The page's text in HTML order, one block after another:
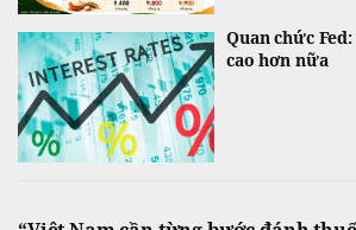
Quan chức
cao hơn nữa